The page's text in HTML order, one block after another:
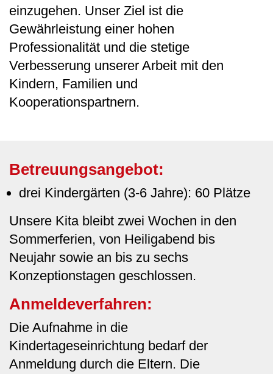
einzugehen. Unser Ziel ist die
Gewährleistung einer hohen
Professionalität und die stetige
Verbesserung unserer Arbeit mit den
Kindern, Familien und
Kooperationspartnern.
Betreuungsangebot:
drei Kindergärten (3-6 Jahre): 60 Plätze
Unsere Kita bleibt zwei Wochen in den
Sommerferien, von Heiligabend bis
Neujahr sowie an bis zu sechs
Konzeptionstagen geschlossen.
Anmeldeverfahren:
Die Aufnahme in die
Kindertageseinrichtung bedarf der
Anmeldung durch die Eltern. Die